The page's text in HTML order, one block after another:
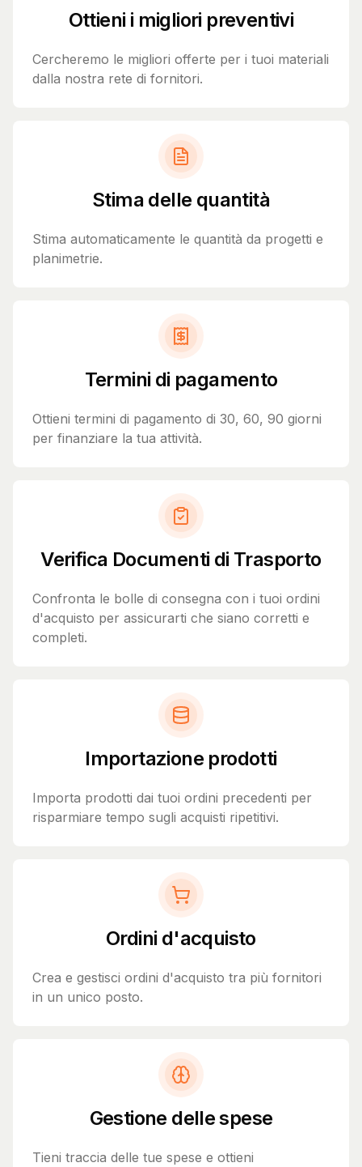
Ottieni i migliori preventivi
Cercheremo le migliori offerte per i tuoi materiali
dalla nostra rete di fornitori.
Stima delle quantità
Stima automaticamente le quantità da progetti e
planimetrie.
Termini di pagamento
Ottieni termini di pagamento di 30, 60, 90 giorni
per finanziare la tua attività.
Verifica Documenti di Trasporto
Confronta le bolle di consegna con i tuoi ordini
d'acquisto per assicurarti che siano corretti e
completi.
Importazione prodotti
Importa prodotti dai tuoi ordini precedenti per
risparmiare tempo sugli acquisti ripetitivi.
Ordini d'acquisto
Crea e gestisci ordini d'acquisto tra più fornitori
in un unico posto.
Gestione delle spese
Tieni traccia delle tue spese e ottieni